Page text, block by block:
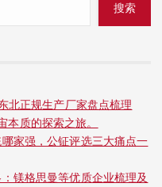
搜索
北正规生产厂家盘点梳理
本质的探索之旅。
家强，公钲评选三大痛点一
镁格思曼等优质企业梳理及